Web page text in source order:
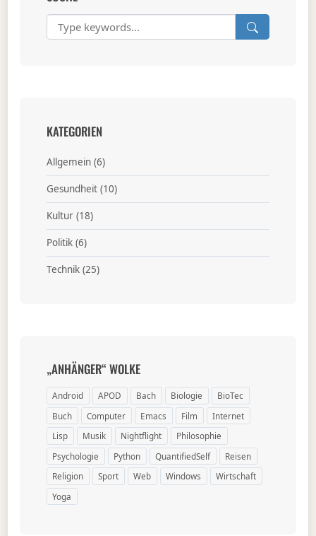
KATEGORIEN
Allgemein(6)
Gesundheit(10)
Kultur(18)
Politik(6)
Technik(25)
„ANHÄNGER“ WOLKE
Android APOD Bach Biologie
BioTec
Buch
Computer Emacs Film
Internet
Lisp
Musik Nightflight
Philosophie
Psychologie
Python QuantifiedSelf
Reisen
Religion
Sport Web Windows
Wirtschaft
Yoga